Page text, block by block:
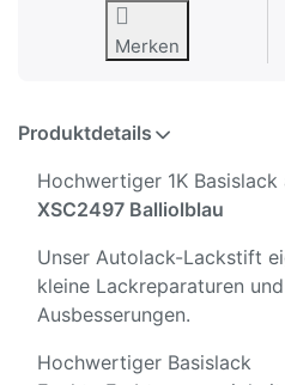
Merken
Produktdetails
Hochwertiger 1K
XSC2497 Balliolblau
Unser Autolack-Lackstift
kleine Lackreparaturen
Ausbesserungen.
Hochwertiger Basislack